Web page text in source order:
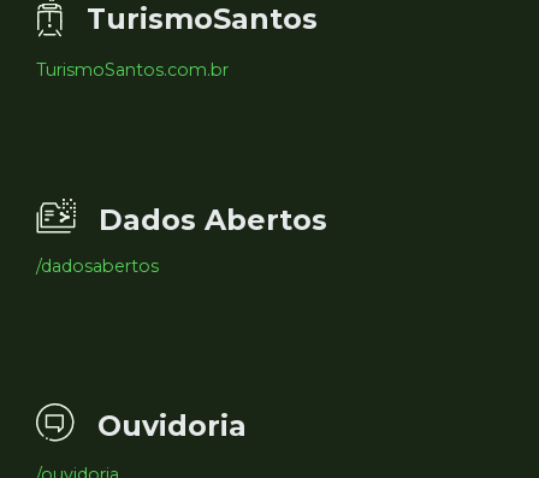
TurismoSantos
TurismoSantos.com.br
Dados Abertos
/dadosabertos
Ouvidoria